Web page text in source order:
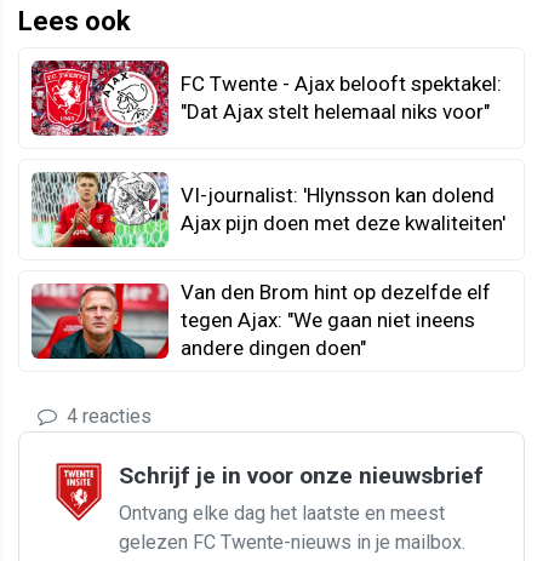
Lees ook
FC Twente - Ajax belooft spektakel:
"Dat Ajax stelt helemaal niks voor"
VI-journalist: 'Hlynsson kan dolend
Ajax pijn doen met deze kwaliteiten'
Van den Brom hint op dezelfde elf
tegen Ajax: "We gaan niet ineens
andere dingen doen"
4 reacties
Schrijf je in voor onze nieuwsbrief
Ontvang elke dag het laatste en meest
gelezen FC Twente-nieuws in je mailbox.